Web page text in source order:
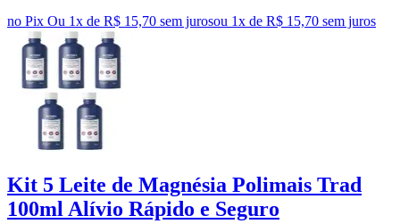
no Pix Ou 1x de R$ 15,70 sem jurosou 1x de R$ 15,70 sem juros
Kit 5 Leite de Magnésia Polimais Trad
100ml Alívio Rápido e Seguro